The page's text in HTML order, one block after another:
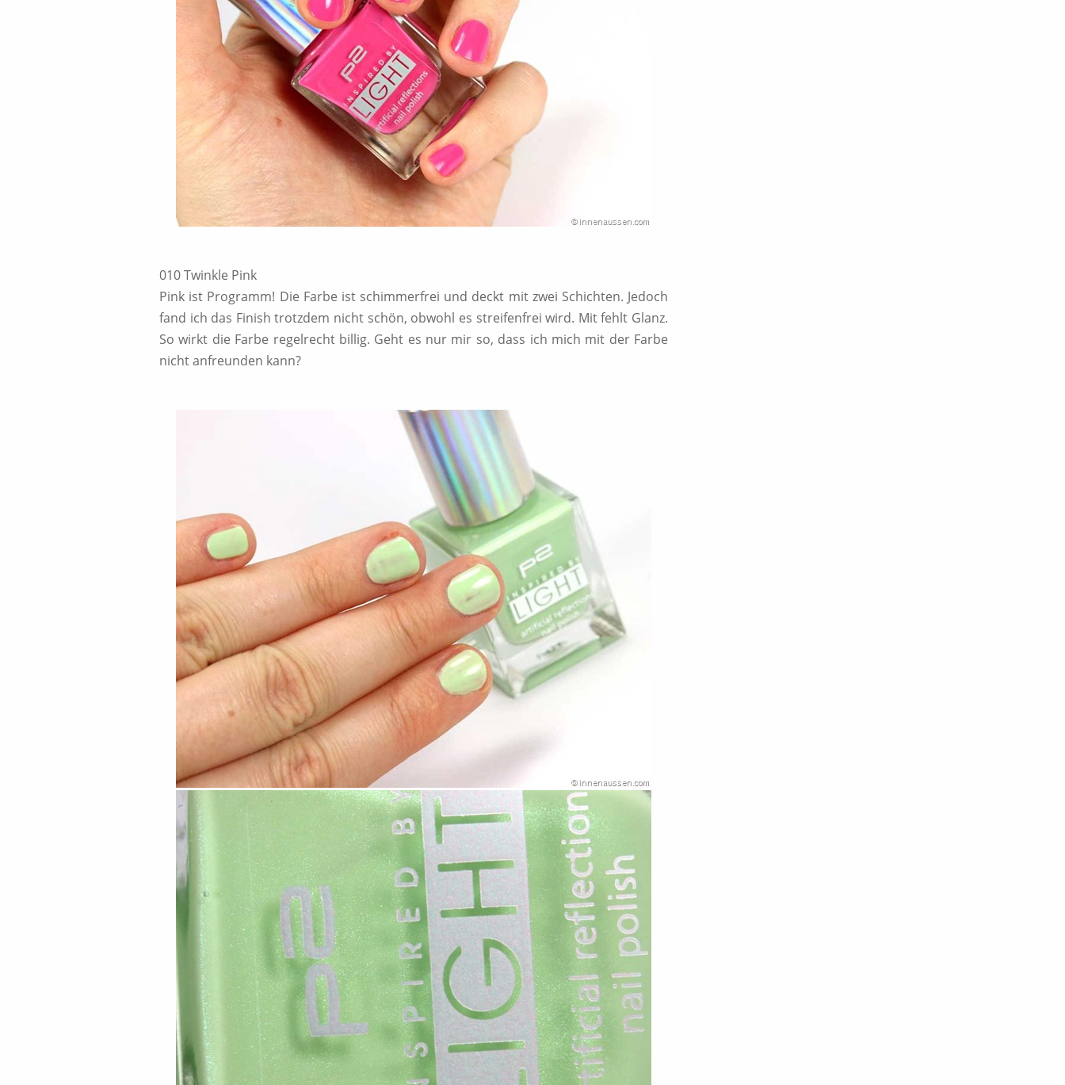
010 Twinkle Pink
Pink ist Programm! Die Farbe ist schimmerfrei und deckt mit zwei Schichten. Jedoch
fand ich das Finish trotzdem nicht schön, obwohl es streifenfrei wird. Mit fehlt Glanz.
So wirkt die Farbe regelrecht billig. Geht es nur mir so, dass ich mich mit der Farbe
nicht anfreunden kann?